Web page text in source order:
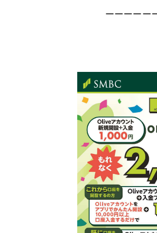
ーーーーー